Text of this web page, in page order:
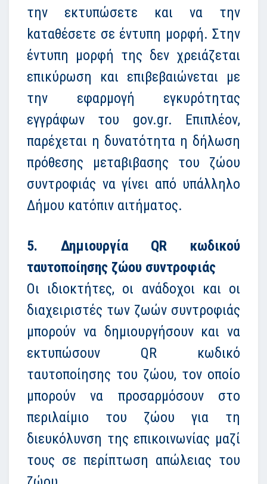
την εκτυπώσετε και να την
kαταθέσετε σε έντυπη μορφή. Στην
έντυπη μορφή της δεν χρειάζεται
επικύρωση και επιβεβαιώνεται με
την εφαρμογή εγκυρότητας
εγγράφων του gov.gr. Επιπλέον,
παρέχεται η δυνατότητα η δήλωση
πρόθεσης μεταβιβασης του ζώου
συντροφιάς να γίνει από υπάλληλο
Δήμου κατόπιν αιτήματος.
5. Δημιουργία QR κωδικού
ταυτοποίησης ζώου συντροφιάς
Οι ιδιοκτήτες, οι ανάδοχοι και οι
διαχειριστές των ζωών συντροφιάς
μπορούν να δημιουργήσουν και να
εκτυπώσουν QR κωδικό
ταυτοποίησης του ζώου, τον οποίο
μπορούν να προσαρμόσουν στο
περιλαίμιο του ζώου για τη
διευκόλυνση της επικοινωνίας μαζί
τους σε περίπτωση απώλειας του